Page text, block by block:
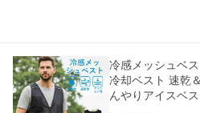
冷感メッシュベ
冷却ベスト 速乾
んやりアイスベ